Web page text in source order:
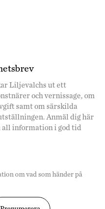
Liljevalchs ut ett
och vernissage, om
samt om särskilda
Anmäl dig här
all information i god tid
om vad som händer på